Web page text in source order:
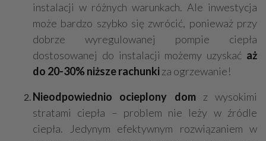
instalacji w różnych warunkach. Ale inwestycja
może bardzo szybko się zwrócić, ponieważ przy
dobrze wyregulowanej pompie ciepła
dostosowanej do instalacji możemy uzyskać aż
do 20-30% niższe rachunkiza ogrzewanie!
Nieodpowiednio ocieplony domz wysokimi
stratami ciepła – problem nie leży w źródle
ciepła. Jedynym efektywnym rozwiązaniem w